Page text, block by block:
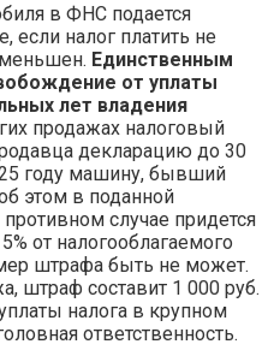
в ФНС подается
если налог платить не
Единственным
от уплаты
лет владения
продажах налоговый
декларацию до 30
году машину, бывший
этом в поданной
случае придется
от налогооблагаемого
штрафа быть не может.
штраф составит 1 000 руб.
налога в крупном
ответственность.